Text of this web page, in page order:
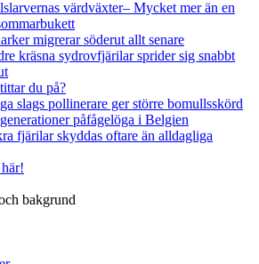
värdväxter– Mycket mer än en
migrerar söderut allt senare
kräsna sydrovfjärilar sprider sig snabbt
du på?
slags pollinerare ger större bomullsskörd
påfågelöga i Belgien
fjärilar skyddas oftare än alldagliga
bakgrund